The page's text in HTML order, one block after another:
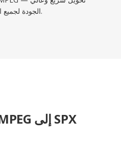
الجودة لجميع الاحتياجات.
كيفية تحويل MPEG إلى SPX